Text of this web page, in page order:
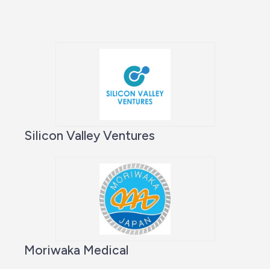
Silicon Valley Ventures
Moriwaka Medical